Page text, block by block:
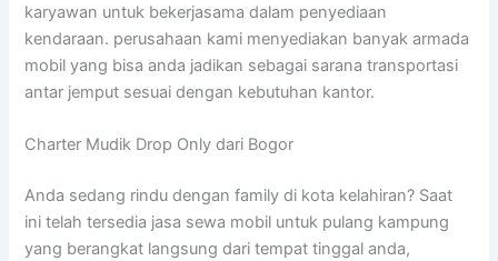
karyawan untuk bekerjasama dalam penyediaan
kendaraan. perusahaan kami menyediakan banyak armada
mobil yang bisa anda jadikan sebagai sarana transportasi
antar jemput sesuai dengan kebutuhan kantor.
Charter Mudik Drop Only dari Bogor
Anda sedang rindu dengan family di kota kelahiran? Saat
ini telah tersedia jasa sewa mobil untuk pulang kampung
yang berangkat langsung dari tempat tinggal anda,